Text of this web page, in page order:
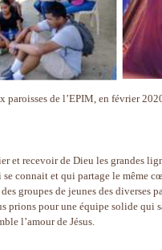
paroisses de l’EPIM, en février
et recevoir de Dieu les grandes
connait et qui partage le même
groupes de jeunes des diverses
prions pour une équipe solide qui
l’amour de Jésus.